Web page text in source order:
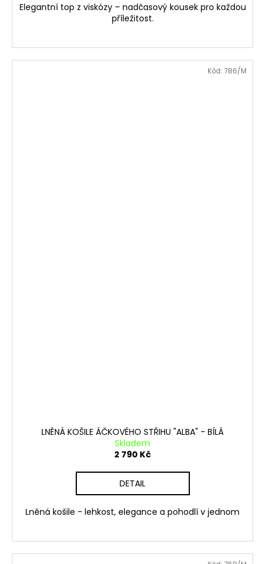
Elegantní top z viskózy – nadčasový kousek pro každou
příležitost.
LNĚNÁ KOŠILE ÁČKOVÉHO STŘIHU "ALBA" - BÍLÁ
Skladem
2 790 Kč
DETAIL
Lněná košile - lehkost, elegance a pohodlí v jednom
Kód: 786/M